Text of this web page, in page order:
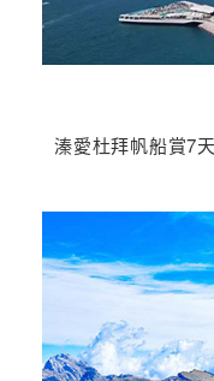
溱愛杜拜帆船賞7